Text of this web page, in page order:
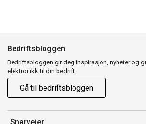
Bedriftsbloggen
Bedriftsbloggen gir deg inspirasjon, nyheter og
elektronikk til din bedrift.
Gå til bedriftsbloggen
Snarveier